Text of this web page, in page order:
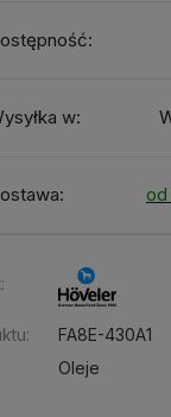
w:
od
FA8E-430A1
Oleje